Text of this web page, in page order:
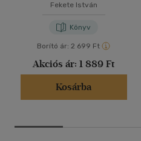
Fekete István
Könyv
Borító ár: 2 699 Ft
Akciós ár: 1 889 Ft
Kosárba